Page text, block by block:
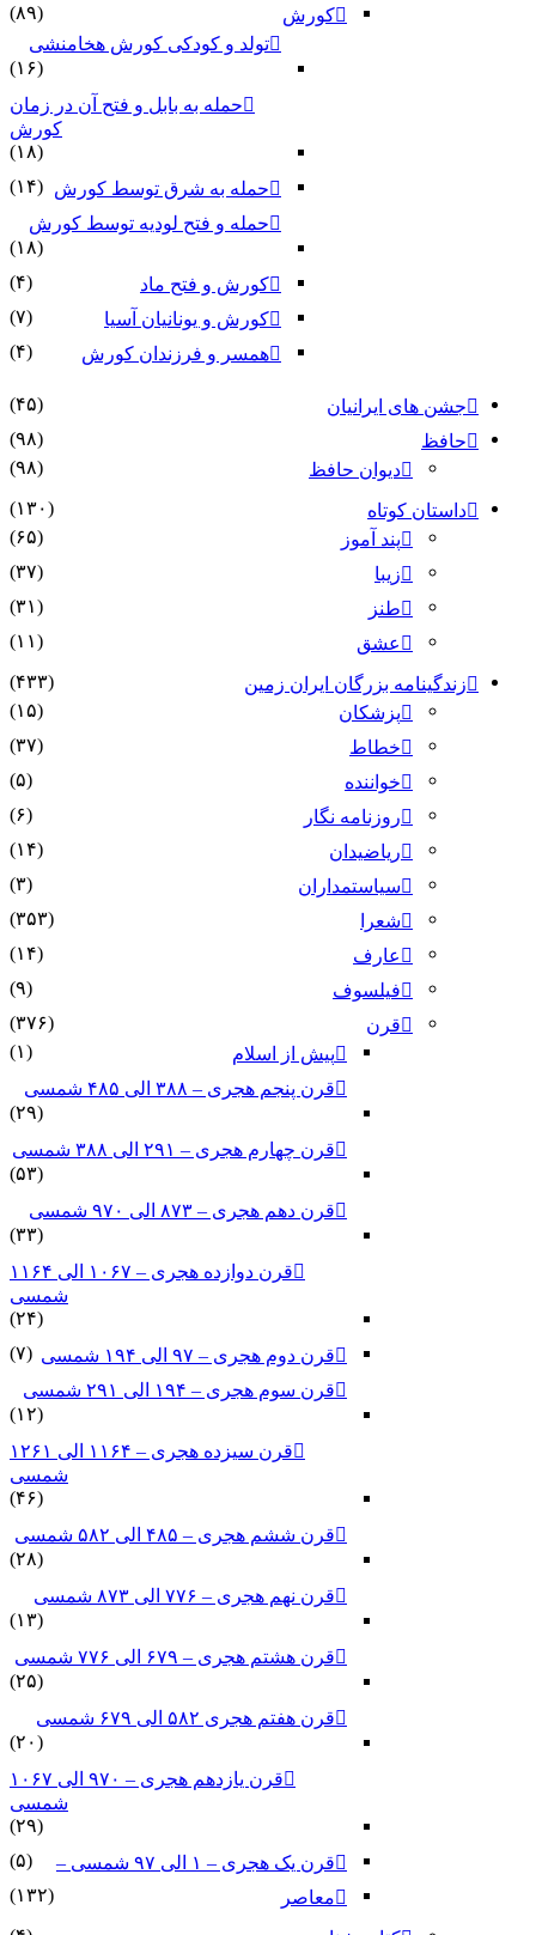
کورش
(۸۹)
تولد و کودکی کورش هخامنشی
(۱۶)
حمله به بابل و فتح آن در زمان
کورش
(۱۸)
حمله به شرق توسط کورش (۱۴)
حمله و فتح لودیه توسط کورش
(۱۸)
کورش و فتح ماد
(۴)
کورش و یونانیان آسیا
(۷)
همسر و فرزندان کورش
(۴)
جشن های ایرانیان
(۴۵)
حافظ
(۹۸)
دیوان حافظ
(۹۸)
داستان کوتاه
(۱۳۰)
پند آموز
(۶۵)
زیبا
(۳۷)
طنز
(۳۱)
عشق
(۱۱)
زندگینامه بزرگان ایران زمین
(۴۳۳)
پزشکان
(۱۵)
خطاط
(۳۷)
خواننده
(۵)
روزنامه نگار
(۶)
ریاضیدان
(۱۴)
سیاستمداران
(۳)
شعرا
(۳۵۳)
عارف
(۱۴)
فیلسوف
(۹)
قرن
(۳۷۶)
پیش از اسلام
(۱)
قرن پنجم هجری – ۳۸۸ الی ۴۸۵ شمسی
(۲۹)
قرن چهارم هجری – ۲۹۱ الی ۳۸۸ شمسی
(۵۳)
قرن دهم هجری – ۸۷۳ الی ۹۷۰ شمسی
(۳۳)
قرن دوازده هجری – ۱۰۶۷ الی ۱۱۶۴
شمسی
(۲۴)
قرن دوم هجری – ۹۷ الی ۱۹۴ شمسی
(۷)
قرن سوم هجری – ۱۹۴ الی ۲۹۱ شمسی
(۱۲)
قرن سیزده هجری – ۱۱۶۴ الی ۱۲۶۱
شمسی
(۴۶)
قرن ششم هجری – ۴۸۵ الی ۵۸۲ شمسی
(۲۸)
قرن نهم هجری – ۷۷۶ الی ۸۷۳ شمسی
(۱۳)
قرن هشتم هجری – ۶۷۹ الی ۷۷۶ شمسی
(۲۵)
قرن هفتم هجری ۵۸۲ الی ۶۷۹ شمسی
(۲۰)
قرن یازدهم هجری – ۹۷۰ الی ۱۰۶۷
شمسی
(۲۹)
قرن یک هجری – ۱ الی ۹۷ شمسی –
(۵)
معاصر
(۱۳۲)